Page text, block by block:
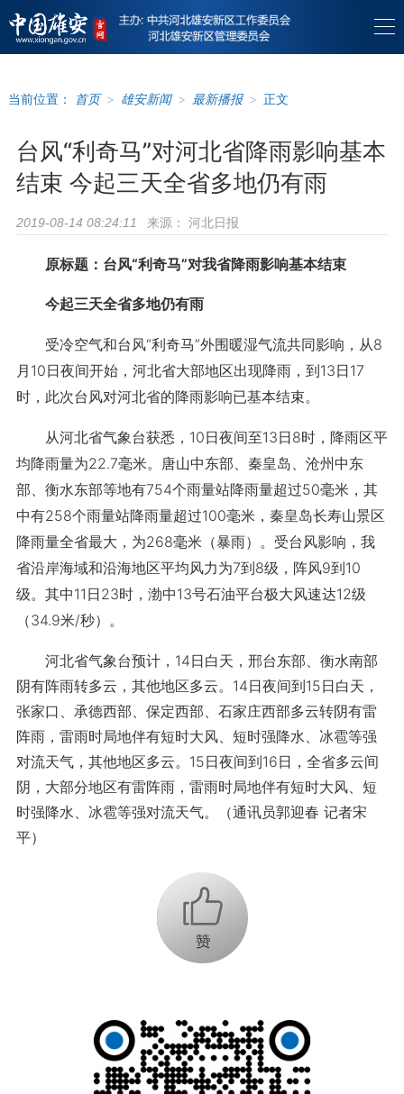
当前位置： 首页 > 雄安新闻 > 最新播报 > 正文
台风“利奇马”对河北省降雨影响基本
结束 今起三天全省多地仍有雨
2019-08-14 08:24:11 来源： 河北日报
原标题：台风“利奇马”对我省降雨影响基本结束
今起三天全省多地仍有雨
受冷空气和台风“利奇马”外围暖湿气流共同影响，从8
月10日夜间开始，河北省大部地区出现降雨，到13日17
时，此次台风对河北省的降雨影响已基本结束。
从河北省气象台获悉，10日夜间至13日8时，降雨区平
均降雨量为22.7毫米。唐山中东部、秦皇岛、沧州中东
部、衡水东部等地有754个雨量站降雨量超过50毫米，其
中有258个雨量站降雨量超过100毫米，秦皇岛长寿山景区
降雨量全省最大，为268毫米（暴雨）。受台风影响，我
省沿岸海域和沿海地区平均风力为7到8级，阵风9到10
级。其中11日23时，渤中13号石油平台极大风速达12级
（34.9米/秒）。
河北省气象台预计，14日白天，邢台东部、衡水南部
阴有阵雨转多云，其他地区多云。14日夜间到15日白天，
张家口、承德西部、保定西部、石家庄西部多云转阴有雷
阵雨，雷雨时局地伴有短时大风、短时强降水、冰雹等强
对流天气，其他地区多云。15日夜间到16日，全省多云间
阴，大部分地区有雷阵雨，雷雨时局地伴有短时大风、短
时强降水、冰雹等强对流天气。（通讯员郭迎春 记者宋
平）
+1